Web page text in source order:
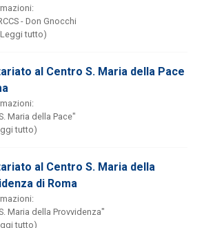
- Don Gnocchi
tutto)
al Centro S. Maria della Pace
Maria della Pace"
tutto)
al Centro S. Maria della
di Roma
Maria della Provvidenza"
tutto)